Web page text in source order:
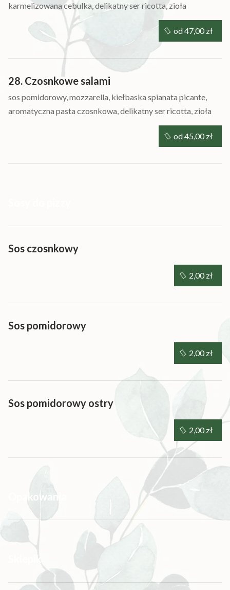
karmelizowana cebulka, delikatny ser ricotta, zioła
28. Czosnkowe salami
sos pomidorowy, mozzarella, kiełbaska spianata picante,
aromatyczna pasta czosnkowa, delikatny ser ricotta, zioła
Sos czosnkowy
Sos pomidorowy
Sos pomidorowy ostry
Opakowania
Sklepik